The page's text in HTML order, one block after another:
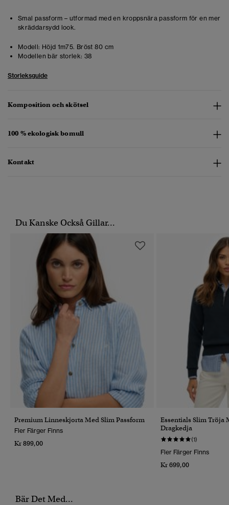
Smal passform – utformad med en kroppsnära passform för en mer
skräddarsydd look.
Modell: Höjd 1m75. Bröst 80 cm
Modellen bär storlek: 38
Storleksguide
Komposition och skötsel
100 % ekologisk bomull
Kontakt
Du Kanske Också Gillar...
Premium Linneskjorta Med Slim Passform
Fler Färger Finns
Kr 899,00
Essentials Slim Tröja
Dragkedja
(1)
Fler Färger Finns
Kr 699,00
Bär Det Med...